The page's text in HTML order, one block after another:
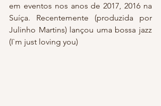
em eventos nos anos de 2017, 2016 na
Suíça. Recentemente (produzida por
Julinho Martins) lançou uma bossa jazz
(I`m just loving you)